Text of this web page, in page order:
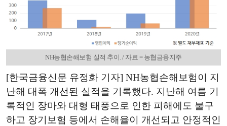
NH농협손해보험 실적 추이. / 자료 = 농협금융지주
[한국금융신문 유정화 기자] NH농협손해보험이 지
난해 대폭 개선된 실적을 기록했다. 지난해 여름 기
록적인 장마와 대형 태풍으로 인한 피해에도 불구
하고 장기보험 등에서 손해율이 개선되고 안정적인